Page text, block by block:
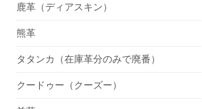
鹿革（ディアスキン）
熊革
タタンカ（在庫革分のみで廃番）
クードゥー（クーズー）